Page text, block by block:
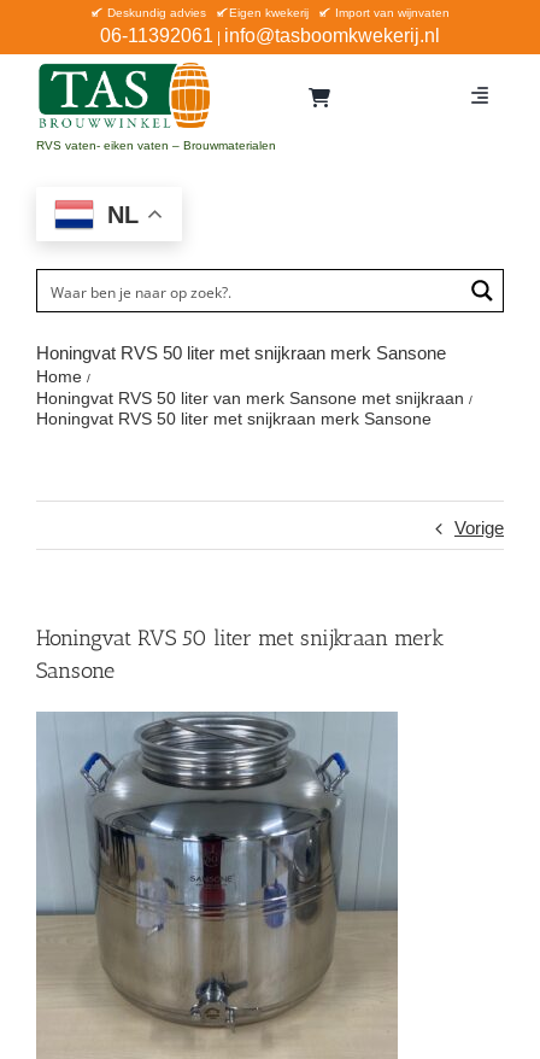
inhoud
06-11392061 info@tasboomkwekerij.nl
Deskundig advies Eigen kwekerij Import van wijnvaten
Toggle
Home
Catalogus
Aanbiedingen
Winkel Waddinxveen
RVS vaten- eiken vaten – Brouwmaterialen
NL
Honingvat RVS 50 liter met snijkraan merk Sansone
Home
Honingvat RVS 50 liter van merk Sansone met snijkraan
Honingvat RVS 50 liter met snijkraan merk Sansone
Vorige
Honingvat RVS 50 liter met snijkraan merk
Sansone